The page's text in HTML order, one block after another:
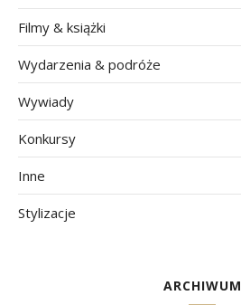
Filmy & książki
Wydarzenia & podróże
Wywiady
Konkursy
Inne
Stylizacje
ARCHIWUM